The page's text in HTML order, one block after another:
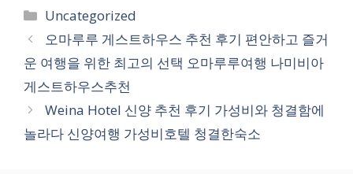
카
테
리
Uncategorized
오마루루 게스트하우스 추천 후기 편안하고 즐거
운 여행을 위한 최고의 선택 오마루루여행 나미비아
게스트하우스추천
Weina Hotel 신양 추천 후기 가성비와 청결함에
놀라다 신양여행 가성비호텔 청결한숙소